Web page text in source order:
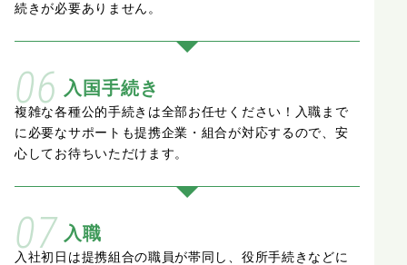
続きが必要ありません。
06 入国手続き
複雑な各種公的手続きは全部お任せください！
入職まで
に必要なサポートも提携企業・組合が対応するので、安
心してお待ちいただけます。
07 入職
入社初日は提携組合の職員が帯同し、 役所手続きなどに